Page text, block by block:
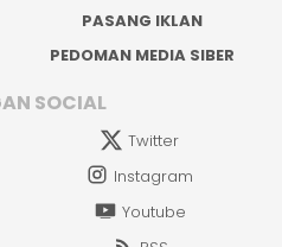
PASANG IKLAN
PEDOMAN MEDIA SIBER
SOCIAL
Twitter
Instagram
Youtube